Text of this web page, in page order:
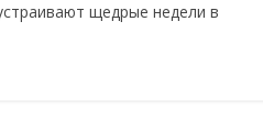
щедрые недели в